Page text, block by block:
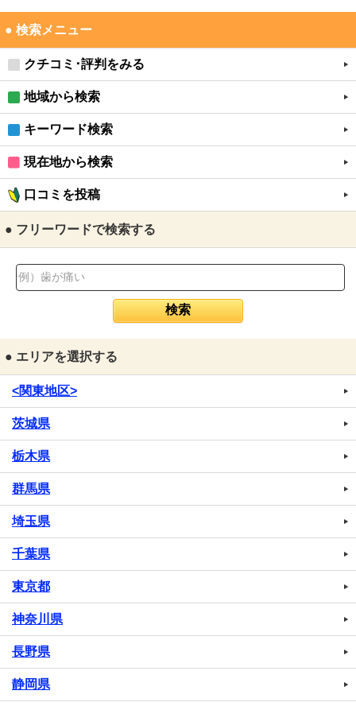
● 検索メニュー
クチコミ･評判をみる
地域から検索
キーワード検索
現在地から検索
口コミを投稿
● フリーワードで検索する
● エリアを選択する
<関東地区>
茨城県
栃木県
群馬県
埼玉県
千葉県
東京都
神奈川県
長野県
静岡県